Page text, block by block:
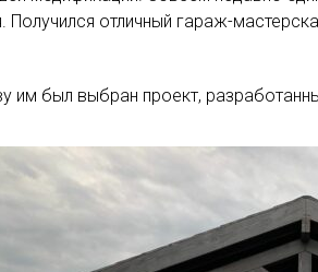
Получился отличный гараж-
им был выбран проект,